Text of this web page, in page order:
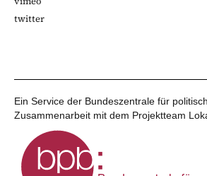
twitter
Ein Service der Bundeszentrale für
Zusammenarbeit mit dem Projektteam